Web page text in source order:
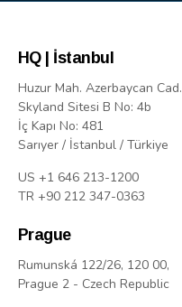
HQ | İstanbul
Huzur Mah. Azerbaycan Cad.
Skyland Sitesi B No: 4b
İç Kapı No: 481
Sarıyer / İstanbul / Türkiye
US +1 646 213-1200
TR +90 212 347-0363
Prague
Rumunská 122/26, 120 00,
Prague 2 - Czech Republic